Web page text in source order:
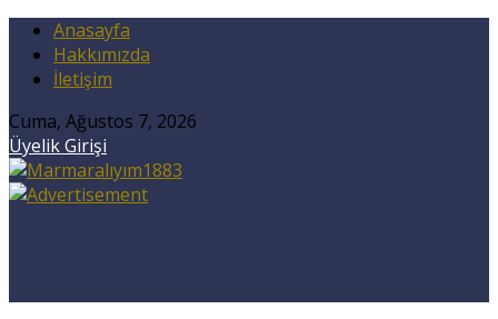
Anasayfa
Hakkımızda
İletişim
Cuma, Ağustos 7, 2026
Üyelik Girişi